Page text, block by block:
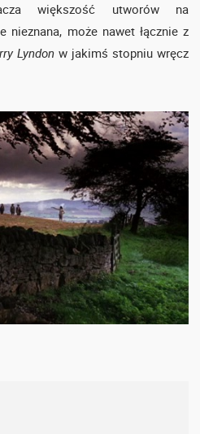
większość utworów na
nieznana, może nawet łącznie z
Lyndon w jakimś stopniu wręcz